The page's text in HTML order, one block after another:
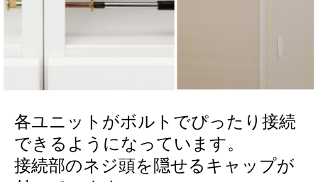
各ユニットがボルトでぴったり接続
できるようになっています。
接続部のネジ頭を隠せるキャップが